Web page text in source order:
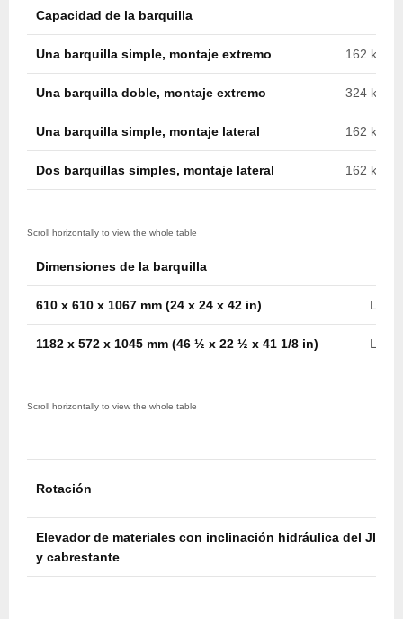
Capacidad de la barquilla
Una barquilla simple, montaje extremo 162 kg
Una barquilla doble, montaje extremo 324 kg
Una barquilla simple, montaje lateral 162 kg
Dos barquillas simples, montaje lateral 162 kg c/
Dimensiones de la barquilla
610 x 610 x 1067 mm (24 x 24 x 42 in)
1182 x 572 x 1045 mm (46 ½ x 22 ½ x 41 1/8 in)
Rotación
Elevador de materiales con inclinación hidráulica del JIB
y cabrestante